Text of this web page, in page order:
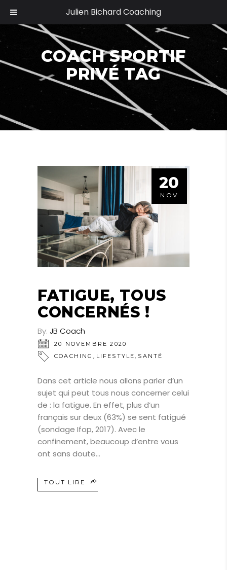
COACH SPORTIF
PRIVÉ TAG
20
NOV
FATIGUE, TOUS
CONCERNÉS !
By: JB Coach
20 NOVEMBRE 2020
COACHING , LIFESTYLE, SANTÉ
Dans cet article nous allons parler d’un
sujet qui peut tous nous concerner celui
de : la fatigue. En effet, plus d’un
français sur deux (63%) se sent fatigué
(sondage Ifop, 2017). Avec le
confinement, beaucoup d’entre vous
ont sans doute
TOUT LIRE
Julien Bichard Coaching